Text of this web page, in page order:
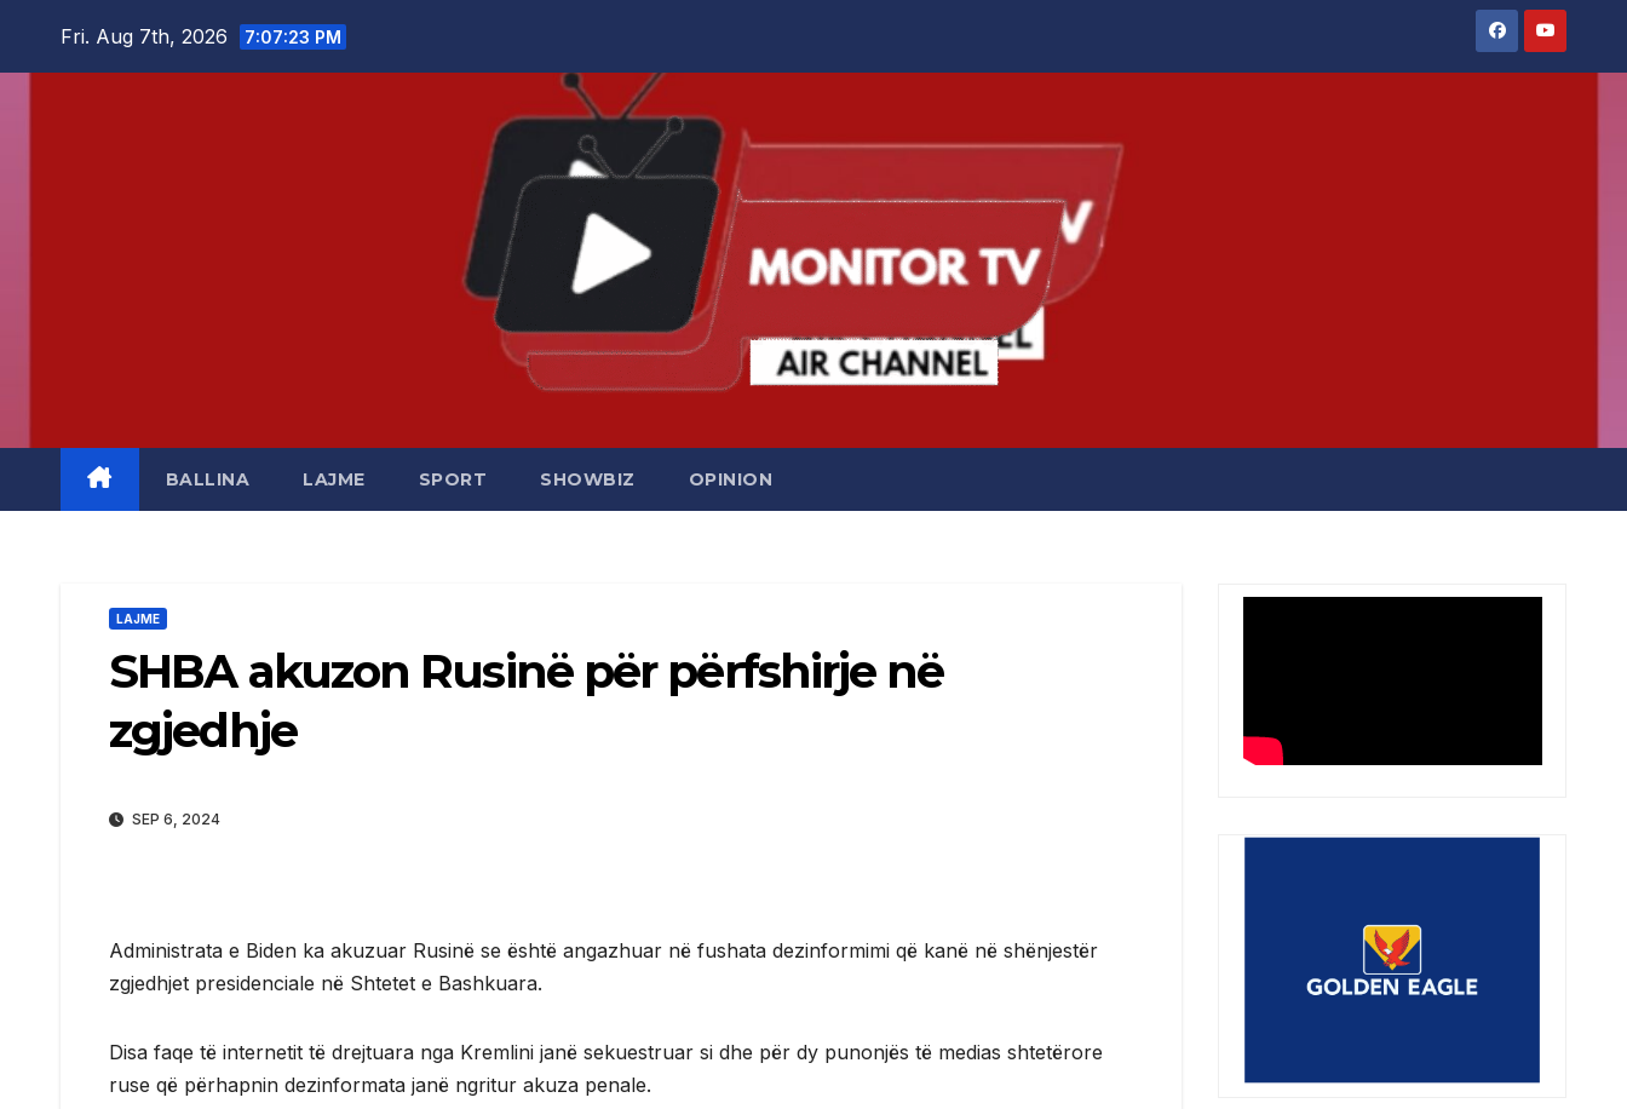
Fri. Aug 7th, 2026 7:07:23 PM
BALLINA LAJME SPORT SHOWBIZ OPINION
LAJME
SHBA akuzon Rusinë për përfshirje në
zgjedhje
SEP 6, 2024
Administrata e Biden ka akuzuar Rusinë se është angazhuar në fushata dezinformimi që kanë në shënjestër
zgjedhjet presidenciale në Shtetet e Bashkuara.
Disa faqe të internetit të drejtuara nga Kremlini janë sekuestruar si dhe për dy punonjës të medias shtetërore
ruse që përhapnin dezinformata janë ngritur akuza penale.